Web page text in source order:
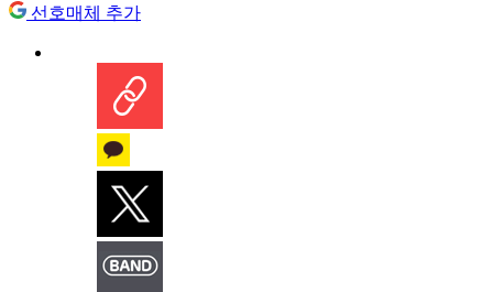
선호매체 추가